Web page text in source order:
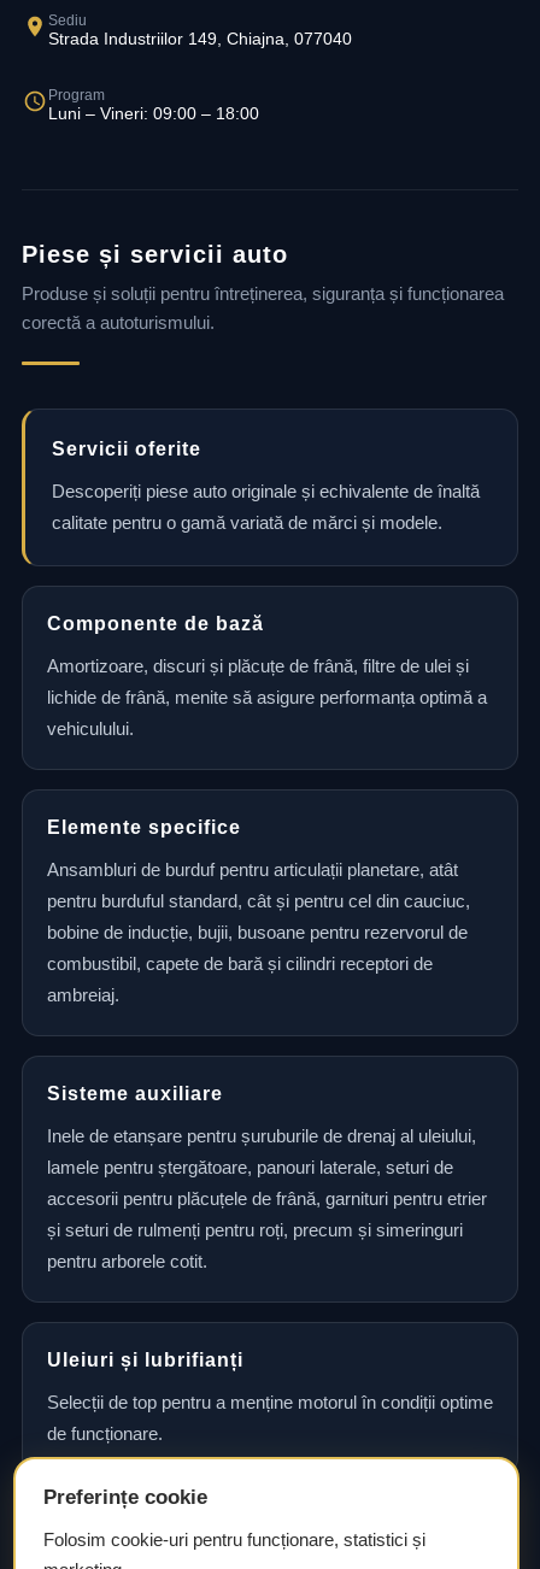
Sediu
Strada Industriilor 149, Chiajna, 077040
Program
Luni – Vineri: 09:00 – 18:00
Piese și servicii auto
Produse și soluții pentru întreținerea, siguranța și funcționarea
corectă a autoturismului.
Servicii oferite
Descoperiți piese auto originale și echivalente de înaltă
calitate pentru o gamă variată de mărci și modele.
Componente de bază
Amortizoare, discuri și plăcuțe de frână, filtre de ulei și
lichide de frână, menite să asigure performanța optimă a
vehiculului.
Elemente specifice
Ansambluri de burduf pentru articulații planetare, atât
pentru burduful standard, cât și pentru cel din cauciuc,
bobine de inducție, bujii, busoane pentru rezervorul de
combustibil, capete de bară și cilindri receptori de
ambreiaj.
Sisteme auxiliare
Inele de etanșare pentru șuruburile de drenaj al uleiului,
lamele pentru ștergătoare, panouri laterale, seturi de
accesorii pentru plăcuțele de frână, garnituri pentru etrier
și seturi de rulmenți pentru roți, precum și simeringuri
pentru arborele cotit.
Uleiuri și lubrifianți
Selecții de top pentru a menține motorul în condiții optime
de funcționare.
Consultanță și asistență tehnică
Preferințe cookie
Folosim cookie-uri pentru funcționare, statistici și